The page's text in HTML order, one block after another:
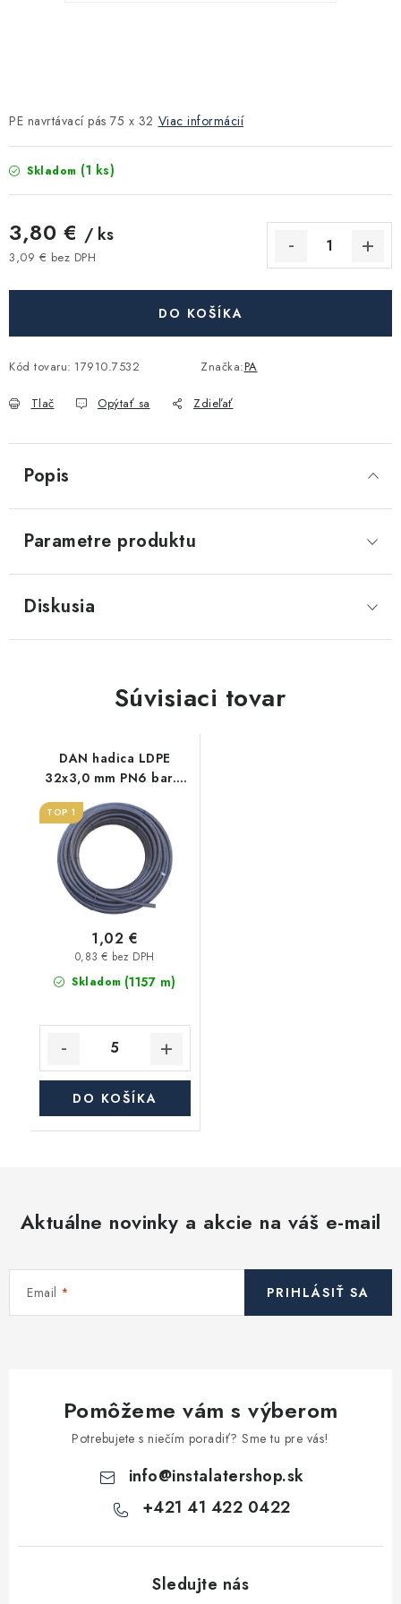
Filtrovanie a úprava vody
Vetranie a rekuperácia
Akcie, Zľavy
Reklamačné podmienky
Podmienky ochrany osobných údajov
Obchodné podmienky požičovne náradia
PE navrtávací pás 75 x 32 Viac informácií
Skladom (1 ks)
3,80 € / ks
3,09 € bez DPH
DO KOŠÍKA
Kód tovaru: 17910.7532 Značka:PA
Tlač Opýtať sa Zdieľať
Popis
Parametre produktu
Diskusia
Súvisiaci tovar
DAN hadica LDPE
32x3,0 mm PN6 bar. -
metráž
TOP 1
Skladom (1157 m)
0,83 € bez DPH
1,02 €
DO KOŠÍKA
Aktuálne novinky a akcie na váš e-mail
Email PRIHLÁSIŤ SA
Pomôžeme vám s výberom
Potrebujete s niečím poradiť? Sme tu pre vás!
info@instalatershop.sk
+421 41 422 0422